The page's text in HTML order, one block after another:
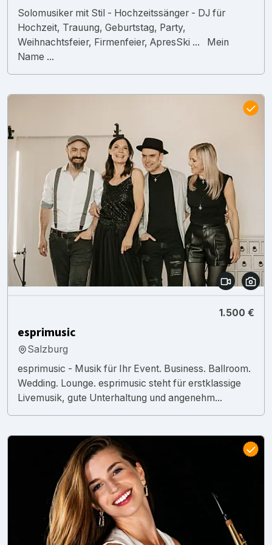
Solomusiker mit Stil - Hochzeitssänger - DJ für
Hochzeit, Trauung, Geburtstag, Party,
Weihnachtsfeier, Firmenfeier, ApresSki ... Mein
Name ...
1.500 €
esprimusic
Salzburg
esprimusic - Musik für Ihr Event. Business. Ballroom.
Wedding. Lounge. esprimusic steht für erstklassige
Livemusik, gute Unterhaltung und angenehm...